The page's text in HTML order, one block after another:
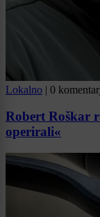
Lokalno | 0
Robert Roškar
operirali«